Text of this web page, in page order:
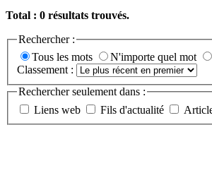
Total : 0 résultats trouvés.
Rechercher :
Tous les mots
N'importe quel mot
Classement :
Rechercher seulement dans :
Liens web
Fils d'actualité